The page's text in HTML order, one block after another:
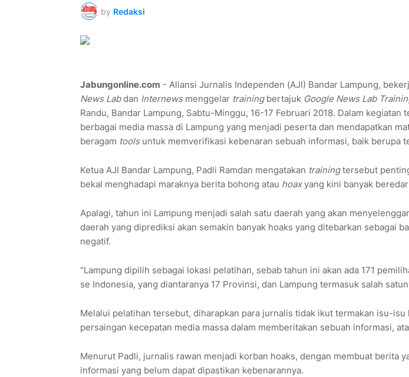
by Redaksi
Jabungonline.com - Aliansi Jurnalis Independen (AJI) Bandar Lampung,
News Labdan Internewsmenggelar trainingbertajuk Google News Lab
Randu, Bandar Lampung, Sabtu-Minggu, 16-17 Februari 2018. Dalam kegiatan
berbagai media massa di Lampung yang menjadi peserta dan mendapatkan
beragam toolsuntuk memverifikasi kebenaran sebuah informasi, baik berupa
Ketua AJI Bandar Lampung, Padli Ramdan mengatakan trainingtersebut
bekal menghadapi maraknya berita bohong atau hoaxyang kini banyak
Apalagi, tahun ini Lampung menjadi salah satu daerah yang akan
daerah yang diprediksi akan semakin banyak hoaks yang ditebarkan sebagai
negatif.
“Lampung dipilih sebagai lokasi pelatihan, sebab tahun ini akan ada 171
se Indonesia, yang diantaranya 17 Provinsi, dan Lampung termasuk salah
Melalui pelatihan tersebut, diharapkan para jurnalis tidak ikut termakan isu-isu
persaingan kecepatan media massa dalam memberitakan sebuah informasi,
Menurut Padli, jurnalis rawan menjadi korban hoaks, dengan membuat berita
informasi yang belum dapat dipastikan kebenarannya.